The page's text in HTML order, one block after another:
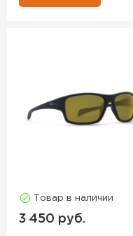
Товар в наличии
3 450 руб.